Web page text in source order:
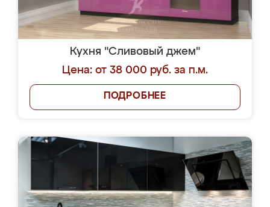
Кухня "Сливовый джем"
Цена: от 38 000 руб. за п.м.
ПОДРОБНЕЕ